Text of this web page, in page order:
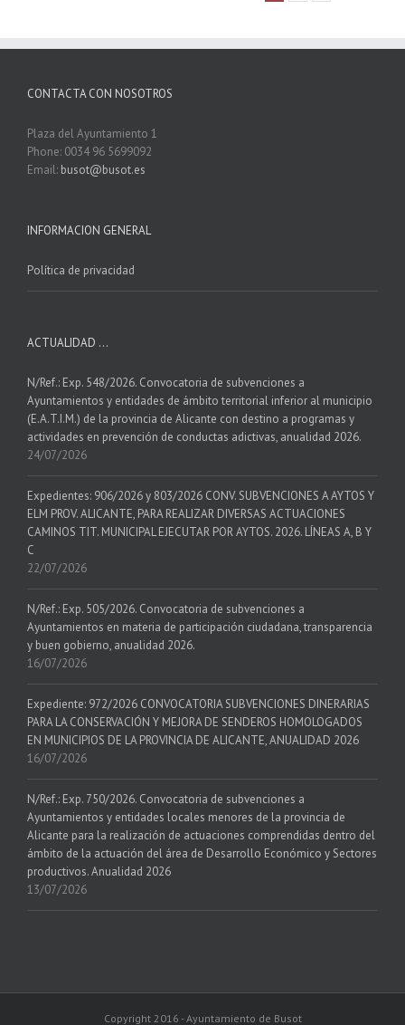
CONTACTA CON NOSOTROS
Plaza del Ayuntamiento 1
Phone: 0034 96 5699092
Email: busot@busot.es
INFORMACION GENERAL
Política de privacidad
ACTUALIDAD …
N/Ref.: Exp. 548/2026. Convocatoria de subvenciones a
Ayuntamientos y entidades de ámbito territorial inferior al municipio
(E.A.T.I.M.) de la provincia de Alicante con destino a programas y
actividades en prevención de conductas adictivas, anualidad 2026.
24/07/2026
Expedientes: 906/2026 y 803/2026 CONV. SUBVENCIONES A AYTOS Y
ELM PROV. ALICANTE, PARA REALIZAR DIVERSAS ACTUACIONES
CAMINOS TIT. MUNICIPAL EJECUTAR POR AYTOS. 2026. LÍNEAS A, B Y
C
22/07/2026
N/Ref.: Exp. 505/2026. Convocatoria de subvenciones a
Ayuntamientos en materia de participación ciudadana, transparencia
y buen gobierno, anualidad 2026.
16/07/2026
Expediente: 972/2026 CONVOCATORIA SUBVENCIONES DINERARIAS
PARA LA CONSERVACIÓN Y MEJORA DE SENDEROS HOMOLOGADOS
EN MUNICIPIOS DE LA PROVINCIA DE ALICANTE, ANUALIDAD 2026
16/07/2026
N/Ref.: Exp. 750/2026. Convocatoria de subvenciones a
Ayuntamientos y entidades locales menores de la provincia de
Alicante para la realización de actuaciones comprendidas dentro del
ámbito de la actuación del área de Desarrollo Económico y Sectores
productivos. Anualidad 2026
13/07/2026
Copyright 2016 - Ayuntamiento de Busot